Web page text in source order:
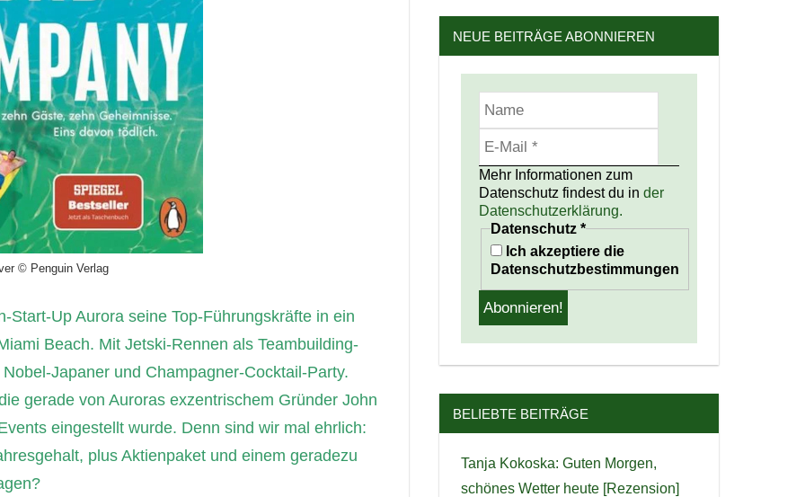
© Penguin Verlag
Start-Up Aurora seine Top-Führungskräfte in ein
Beach. Mit Jetski-Rennen als Teambuilding-
Japaner und Champagner-Cocktail-Party.
gerade von Auroras exzentrischem Gründer John
eingestellt wurde. Denn sind wir mal ehrlich:
plus Aktienpaket und einem geradezu
NEUE BEITRÄGE ABONNIEREN
Mehr Informationen zum
Datenschutz findest du in der
Datenschutzerklärung.
Datenschutz *
Ich akzeptiere die
Datenschutzbestimmungen
BELIEBTE BEITRÄGE
Tanja Kokoska: Guten Morgen,
schönes Wetter heute [Rezension]